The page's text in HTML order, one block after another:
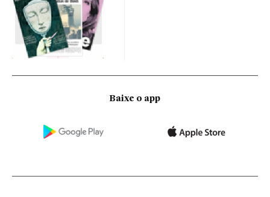
Baixe o app